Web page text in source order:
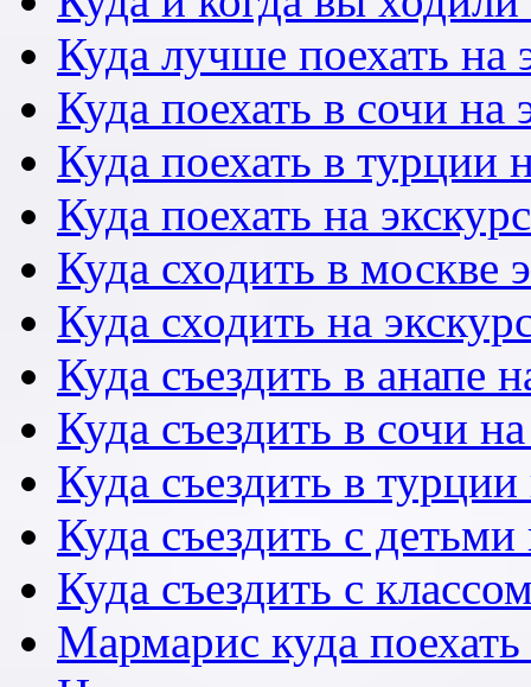
Куда лучше поехать на
Куда поехать в сочи на
Куда поехать в турции
Куда поехать на
Куда сходить в москве
Куда сходить на
Куда съездить в анапе
Куда съездить в сочи
Куда съездить в
Куда съездить с
Куда съездить с
Мармарис куда